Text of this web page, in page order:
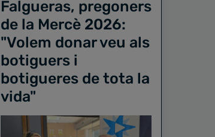
Falgueras, pregoners
de la Mercè 2026:
"Volem donar veu als
botiguers i
botigueres de tota la
vida"